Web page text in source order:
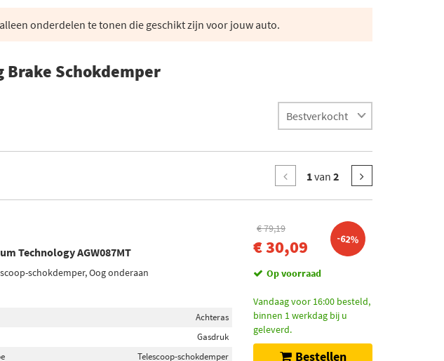
onderdelen te tonen die geschikt zijn voor jouw auto.
Schokdemper
1van 2
Technology AGW087MT
schokdemper, Oog onderaan
Achteras
Gasdruk
Telescoop-schokdemper
€ 79,19
€ 30,09 -62%
Op voorraad
Vandaag voor 16:00 besteld,
binnen 1 werkdag bij u
geleverd.
Bestellen